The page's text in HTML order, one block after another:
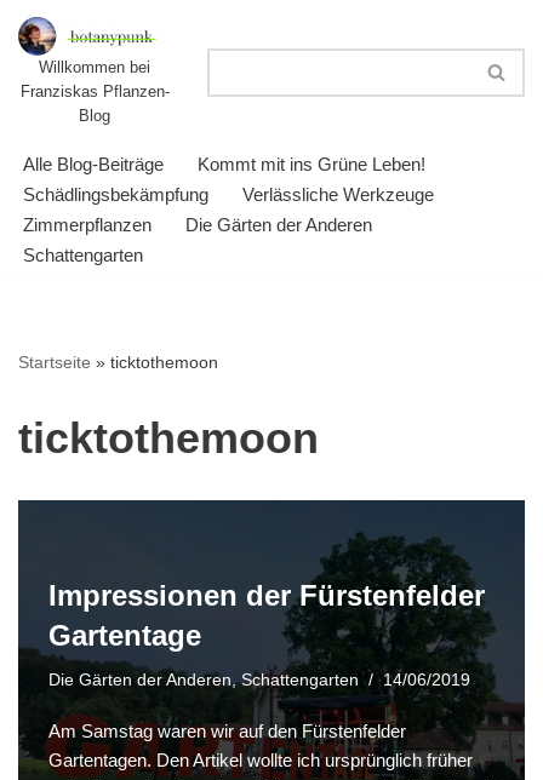
Zum
Inhalt
springen
Willkommen bei
Franziskas Pflanzen-
Blog
Alle Blog-Beiträge
Kommt mit ins Grüne Leben!
Schädlingsbekämpfung
Verlässliche Werkzeuge
Zimmerpflanzen
Die Gärten der Anderen
Schattengarten
Startseite » ticktothemoon
ticktothemoon
Impressionen der Fürstenfelder
Gartentage
Die Gärten der Anderen ,Schattengarten 14/06/2019
Am Samstag waren wir auf den Fürstenfelder
Gartentagen. Den Artikel wollte ich ursprünglich früher